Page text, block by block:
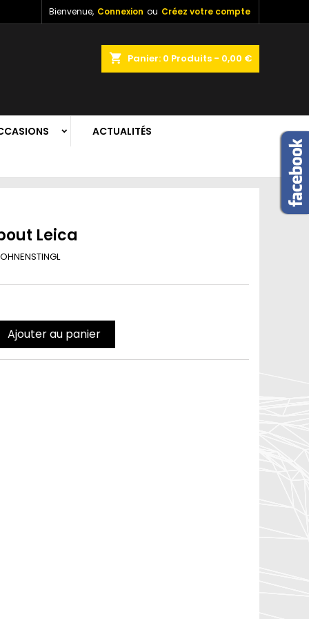
Bienvenue, Connexion ou Créez votre compte
shopping_cart Panier: 0 Produits - 0,00 €
ACTUALITÉS
Leica
Ajouter au panier